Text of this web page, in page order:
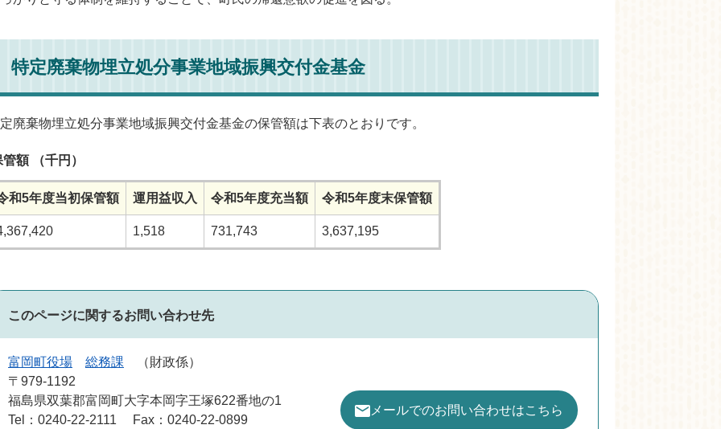
特定廃棄物埋立処分事業地域振興交付金基金
廃棄物埋立処分事業地域振興交付金基金の保管額は下表のとおりです。
管額 （千円）
和5年度当初保管額 運用益収入 令和5年度充当額 令和5年度末保管額
1,518 731,743 3,637,195
このページに関するお問い合わせ先
富岡町役場 総務課
財政係
〒979-1192
福島県双葉郡富岡町大字本岡字王塚622番地の1
Tel：0240-22-2111
Fax：0240-22-0899
メールでのお問い合わせはこちら